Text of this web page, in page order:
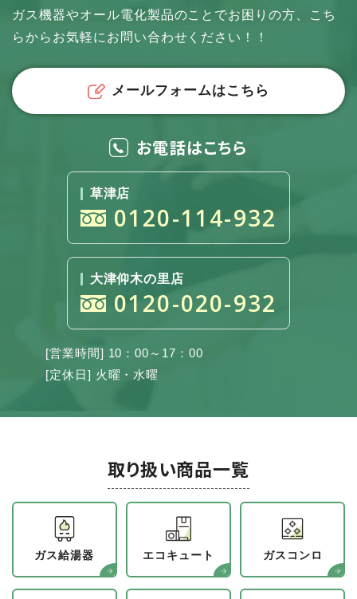
ガス機器やオール電化製品のことでお困りの方、
こち
らからお気軽にお問い合わせください！！
メールフォームはこちら
お電話はこちら
草津店
0120-114-932
大津仰木の里店
0120-020-932
[営業時間] 10：00～17：00
[定休日] 火曜・水曜
取り扱い商品一覧
ガス給湯器 エコキュート ガスコンロ